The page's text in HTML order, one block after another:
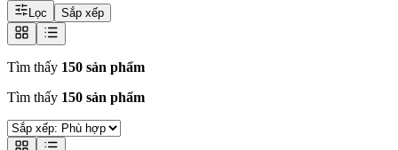
Lọc Sắp xếp
Tìm thấy 150 sản phẩm
Tìm thấy 150 sản phẩm